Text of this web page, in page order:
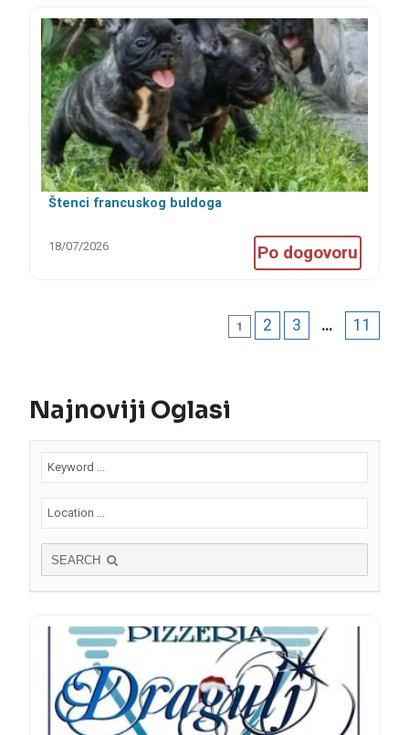
Štenci francuskog buldoga
18/07/2026 Po dogovoru
1 2 3 … 11
Najnoviji Oglasi
SEARCH